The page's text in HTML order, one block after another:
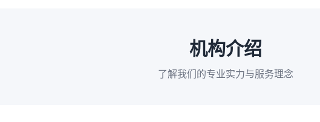
机构介绍
了解我们的专业实力与服务理念